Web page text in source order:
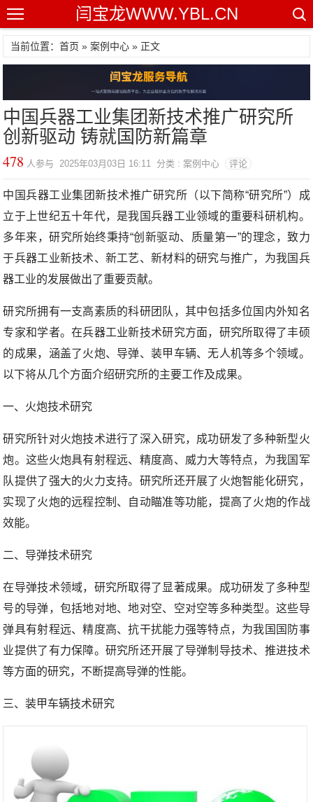
闫宝龙WWW.YBL.CN
当前位置：首页 »案例中心 » 正文
中国兵器工业集团新技术推广研究所
创新驱动 铸就国防新篇章
478 人参与 2025年03月03日 16:11 分类 : 案例中心 评论
中国兵器工业集团新技术推广研究所（以下简称“研究所”）成
立于上世纪五十年代，是我国兵器工业领域的重要科研机构。
多年来，研究所始终秉持“创新驱动、质量第一”的理念，致力
于兵器工业新技术、新工艺、新材料的研究与推广，为我国兵
器工业的发展做出了重要贡献。
研究所拥有一支高素质的科研团队，其中包括多位国内外知名
专家和学者。在兵器工业新技术研究方面，研究所取得了丰硕
的成果，涵盖了火炮、导弹、装甲车辆、无人机等多个领域。
以下将从几个方面介绍研究所的主要工作及成果。
一、火炮技术研究
研究所针对火炮技术进行了深入研究，成功研发了多种新型火
炮。这些火炮具有射程远、精度高、威力大等特点，为我国军
队提供了强大的火力支持。研究所还开展了火炮智能化研究，
实现了火炮的远程控制、自动瞄准等功能，提高了火炮的作战
效能。
二、导弹技术研究
在导弹技术领域，研究所取得了显著成果。成功研发了多种型
号的导弹，包括地对地、地对空、空对空等多种类型。这些导
弹具有射程远、精度高、抗干扰能力强等特点，为我国国防事
业提供了有力保障。研究所还开展了导弹制导技术、推进技术
等方面的研究，不断提高导弹的性能。
三、装甲车辆技术研究